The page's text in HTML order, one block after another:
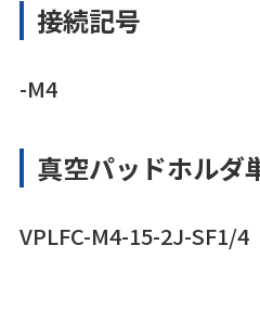
接続記号
-M4
真空パッドホルダ
VPLFC-M4-15-2J-SF1/4